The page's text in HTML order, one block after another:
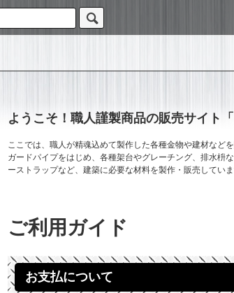
ようこそ！職人謹製商品の販売サイト
ここでは、職人が精魂込めて製作した各種金物や建材など
ガードパイプをはじめ、各種架台やグレーチング、排水枡
ーストラップなど、建築に必要な材料を製作・販売していま
ご利用ガイド
お支払について